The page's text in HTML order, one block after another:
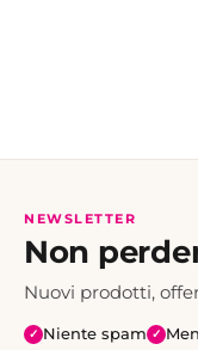
NEWSLETTER
Non
Nuovi prodotti,
✓ Niente spam ✓